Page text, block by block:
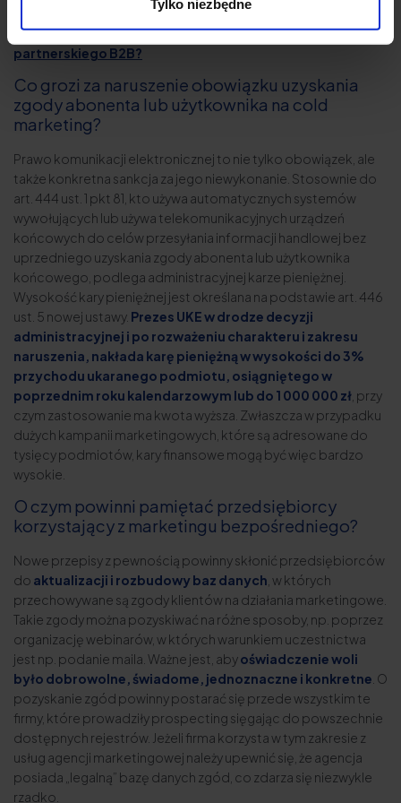
Tylko niezbędne
Sprawdź również:Jak napisać regulamin programu
partnerskiego B2B?
Co grozi za naruszenie obowiązku uzyskania
zgody abonenta lub użytkownika na cold
marketing?
Prawo komunikacji elektronicznej to nie tylko obowiązek, ale
także konkretna sankcja za jego niewykonanie. Stosownie do
art. 444 ust. 1 pkt 81, kto używa automatycznych systemów
wywołujących lub używa telekomunikacyjnych urządzeń
końcowych do celów przesyłania informacji handlowej bez
uprzedniego uzyskania zgody abonenta lub użytkownika
końcowego, podlega administracyjnej karze pieniężnej.
Wysokość kary pieniężnej jest określana na podstawie art. 446
ust. 5 nowej ustawy. Prezes UKE w drodze decyzji
administracyjnej i po rozważeniu charakteru i zakresu
naruszenia, nakłada karę pieniężną w wysokości do 3%
przychodu ukaranego podmiotu, osiągniętego w
poprzednim roku kalendarzowym lub do 1 000 000 zł , przy
czym zastosowanie ma kwota wyższa. Zwłaszcza w przypadku
dużych kampanii marketingowych, które są adresowane do
tysięcy podmiotów, kary finansowe mogą być więc bardzo
wysokie.
O czym powinni pamiętać przedsiębiorcy
korzystający z marketingu bezpośredniego?
Nowe przepisy z pewnością powinny skłonić przedsiębiorców
do aktualizacji i rozbudowy baz danych , w których
przechowywane są zgody klientów na działania marketingowe.
Takie zgody można pozyskiwać na różne sposoby, np. poprzez
organizację webinarów, w których warunkiem uczestnictwa
jest np. podanie maila. Ważne jest, abyoświadczenie woli
było dobrowolne, świadome, jednoznaczne i konkretne . O
pozyskanie zgód powinny postarać się przede wszystkim te
firmy, które prowadziły prospecting sięgając do powszechnie
dostępnych rejestrów. Jeżeli firma korzysta w tym zakresie z
usług agencji marketingowej należy upewnić się, że agencja
posiada „legalną” bazę danych zgód, co zdarza się niezwykle
rzadko.